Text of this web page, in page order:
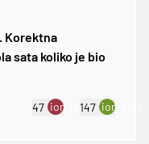
Korektna
sata koliko je bio
47 ion:minus
147 ion:plus